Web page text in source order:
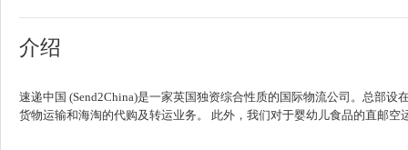
介绍
速递中国 (Send2China)是一家英国独资综合性质的国际物流公司。总部
货物运输和海淘的代购及转运业务。 此外，我们对于婴幼儿食品的直邮